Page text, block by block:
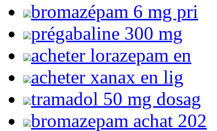
bromazépam 6 mg pri
prégabaline 300 mg
acheter lorazepam en
acheter xanax en lig
tramadol 50 mg dosag
bromazepam achat 202